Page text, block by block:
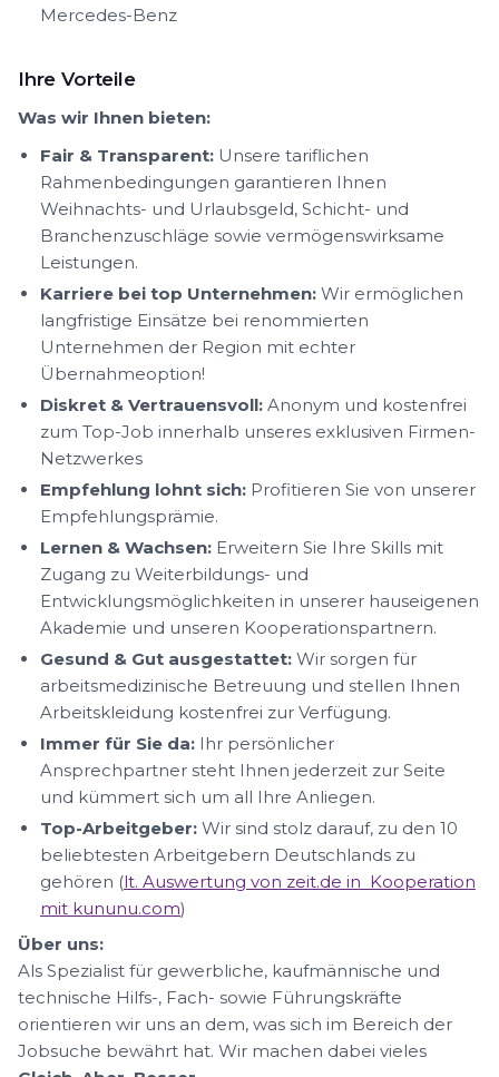
Mercedes-Benz
Ihre Vorteile
Was wir Ihnen bieten:
Fair & Transparent: Unsere tariflichen
Rahmenbedingungen garantieren Ihnen
Weihnachts- und Urlaubsgeld, Schicht- und
Branchenzuschläge sowie vermögenswirksame
Leistungen.
Karriere bei top Unternehmen: Wir ermöglichen
langfristige Einsätze bei renommierten
Unternehmen der Region mit echter
Übernahmeoption!
Diskret & Vertrauensvoll: Anonym und kostenfrei
zum Top-Job innerhalb unseres exklusiven Firmen-
Netzwerkes
Empfehlung lohnt sich: Profitieren Sie von unserer
Empfehlungsprämie.
Lernen & Wachsen: Erweitern Sie Ihre Skills mit
Zugang zu Weiterbildungs- und
Entwicklungsmöglichkeiten in unserer hauseigenen
Akademie und unseren Kooperationspartnern.
Gesund & Gut ausgestattet: Wir sorgen für
arbeitsmedizinische Betreuung und stellen Ihnen
Arbeitskleidung kostenfrei zur Verfügung.
Immer für Sie da: Ihr persönlicher
Ansprechpartner steht Ihnen jederzeit zur Seite
und kümmert sich um all Ihre Anliegen.
Top-Arbeitgeber: Wir sind stolz darauf, zu den 10
beliebtesten Arbeitgebern Deutschlands zu
gehören (lt. Auswertung von zeit.de in Kooperation
mit kununu.com)
Über uns:
Als Spezialist für gewerbliche, kaufmännische und
technische Hilfs-, Fach- sowie Führungskräfte
orientieren wir uns an dem, was sich im Bereich der
Jobsuche bewährt hat. Wir machen dabei vieles